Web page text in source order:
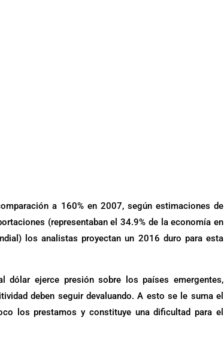
a 160% en 2007, según estimaciones de
(representaban el 34.9% de la economía en
los analistas proyectan un 2016 duro para esta
ejerce presión sobre los países emergentes,
deben seguir devaluando. A esto se le suma el
los prestamos y constituye una dificultad para el